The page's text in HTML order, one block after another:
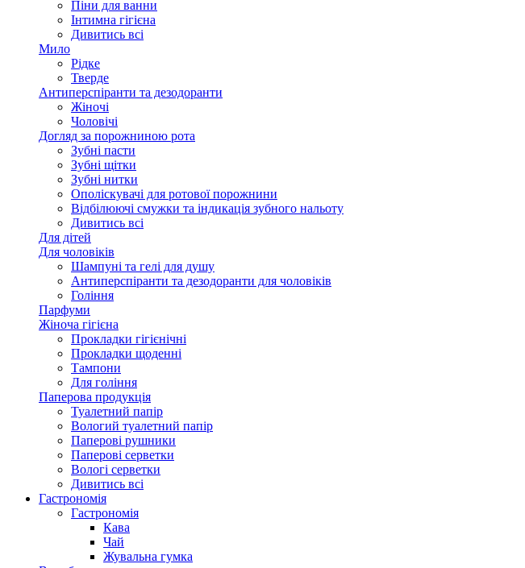
Піни для ванни
Інтимна гігієна
Дивитись всі
Мило
Рідке
Тверде
Антиперспіранти та дезодоранти
Жіночі
Чоловічі
Догляд за порожниною рота
Зубні пасти
Зубні щітки
Зубні нитки
Ополіскувачі для ротової порожнини
Відбілюючі смужки та індикація зубного нальоту
Дивитись всі
Для дітей
Для чоловіків
Шампуні та гелі для душу
Антиперспіранти та дезодоранти для чоловіків
Гоління
Парфуми
Жіноча гігієна
Прокладки гігієнічні
Прокладки щоденні
Тампони
Для гоління
Паперова продукція
Туалетний папір
Вологий туалетний папір
Паперові рушники
Паперові серветки
Вологі серветки
Дивитись всі
Гастрономія
Гастрономія
Кава
Чай
Жувальна гумка